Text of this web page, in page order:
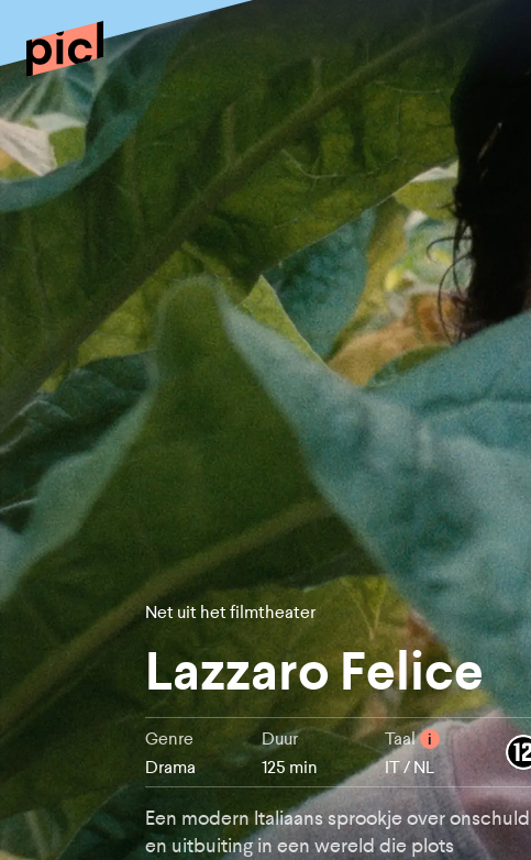
Net uit het filmtheater
Lazzaro Felice
Genre
Drama
Duur
125 min
Taal i
IT / NL
Een modern Italiaans sprookje over onschuld
en uitbuiting in een wereld die plots